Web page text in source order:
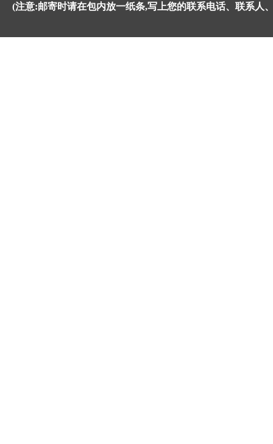
(注意:邮寄时请在包内放一纸条,写上您的联系电话、联系人